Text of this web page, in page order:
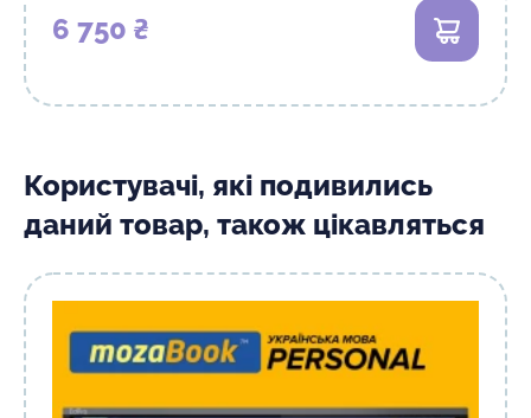
6 750 ₴ В кошик
Користувачі, які подивились
даний товар, також цікавляться